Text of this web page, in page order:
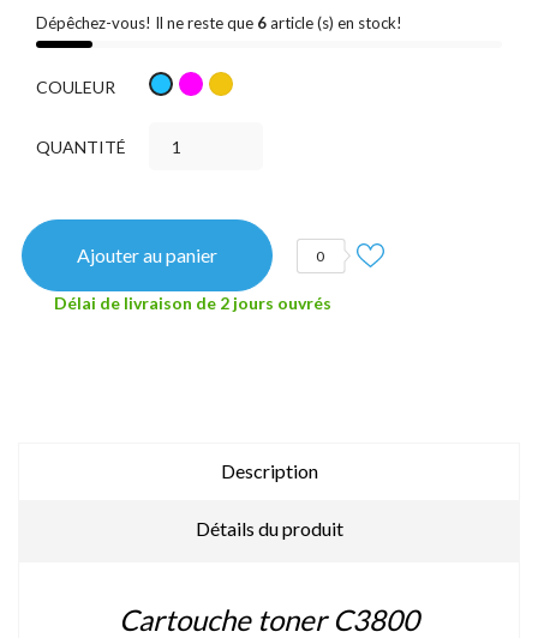
Dépêchez-vous! Il ne reste que 6article (s) en stock!
COULEUR CyanMagenta
Jaune
QUANTITÉ
Ajouter au panier 0
Délai de livraison de 2 jours ouvrés
Description
Détails du produit
Cartouche toner C3800